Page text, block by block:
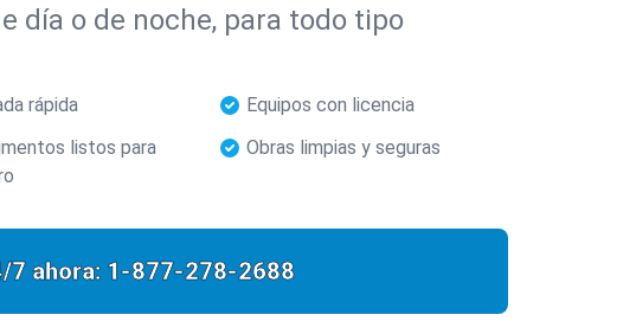
día o de noche, para todo tipo
rápida
Equipos con licencia
listos para
Obras limpias y seguras
7 ahora: 1-877-278-2688